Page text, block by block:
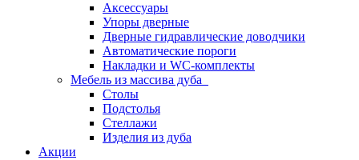
Аксессуары
Упоры дверные
Дверные гидравлические доводчики
Автоматические пороги
Накладки и WC-комплекты
Мебель из массива дуба
Столы
Подстолья
Стеллажи
Изделия из дуба
Акции